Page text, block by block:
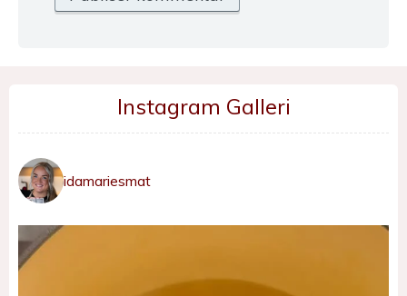
Instagram Galleri
idamariesmat